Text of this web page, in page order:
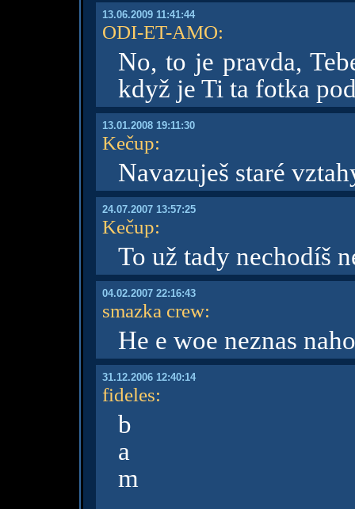
13.06.2009 11:41:44
ODI-ET-AMO:
No, to je pravda,
když je Ti ta fotka
13.01.2008 19:11:30
Kečup:
Navazuješ staré
24.07.2007 13:57:25
Kečup:
To už tady nechodíš
04.02.2007 22:16:43
smazka crew:
He e woe neznas
31.12.2006 12:40:14
fideles:
b
a
m